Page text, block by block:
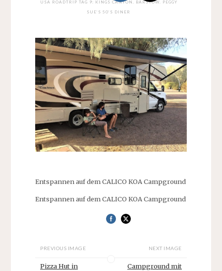
USA ROADTRIP TAG 9: KINGS CANYON. BARSTOW. PEGGY
SUE’S 50’S DINER
Entspannen auf dem CALICO KOA Campground
Entspannen auf dem CALICO KOA Campground
PREVIOUS IMAGE
Pizza Hut in
NEXT IMAGE
Campground mit